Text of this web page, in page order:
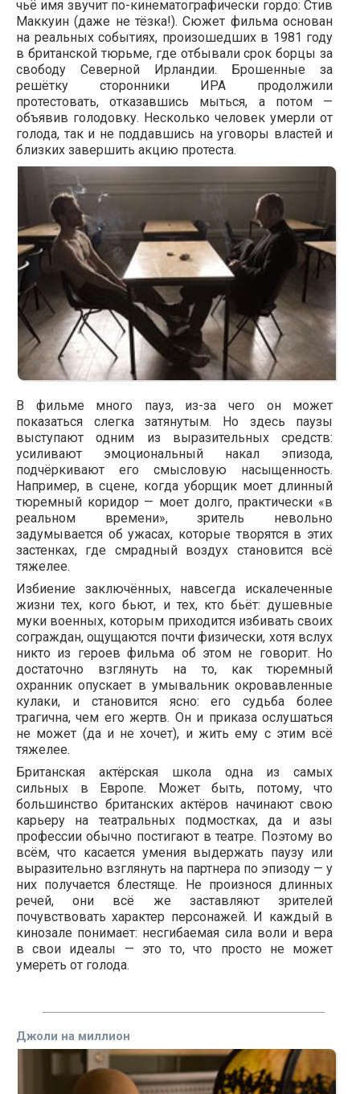
чьё имя звучит по-кинематографически гордо: Стив
Маккуин (даже не тёзка!). Сюжет фильма основан
на реальных событиях, произошедших в 1981 году
в британской тюрьме, где отбывали срок борцы за
свободу Северной Ирландии. Брошенные за
решётку сторонники ИРА продолжили
протестовать, отказавшись мыться, а потом —
объявив голодовку. Несколько человек умерли от
голода, так и не поддавшись на уговоры властей и
близких завершить акцию протеста.
В фильме много пауз, из-за чего он может
показаться слегка затянутым. Но здесь паузы
выступают одним из выразительных средств:
усиливают эмоциональный накал эпизода,
подчёркивают его смысловую насыщенность.
Например, в сцене, когда уборщик моет длинный
тюремный коридор — моет долго, практически «в
реальном времени», зритель невольно
задумывается об ужасах, которые творятся в этих
застенках, где смрадный воздух становится всё
тяжелее.
Избиение заключённых, навсегда искалеченные
жизни тех, кого бьют, и тех, кто бьёт: душевные
муки военных, которым приходится избивать своих
сограждан, ощущаются почти физически, хотя вслух
никто из героев фильма об этом не говорит. Но
достаточно взглянуть на то, как тюремный
охранник опускает в умывальник окровавленные
кулаки, и становится ясно: его судьба более
трагична, чем его жертв. Он и приказа ослушаться
не может (да и не хочет), и жить ему с этим всё
тяжелее.
Британская актёрская школа одна из самых
сильных в Европе. Может быть, потому, что
большинство британских актёров начинают свою
карьеру на театральных подмостках, да и азы
профессии обычно постигают в театре. Поэтому во
всём, что касается умения выдержать паузу или
выразительно взглянуть на партнера по эпизоду — у
них получается блестяще. Не произнося длинных
речей, они всё же заставляют зрителей
почувствовать характер персонажей. И каждый в
кинозале понимает: несгибаемая сила воли и вера
в свои идеалы — это то, что просто не может
умереть от голода.
Джоли на миллион